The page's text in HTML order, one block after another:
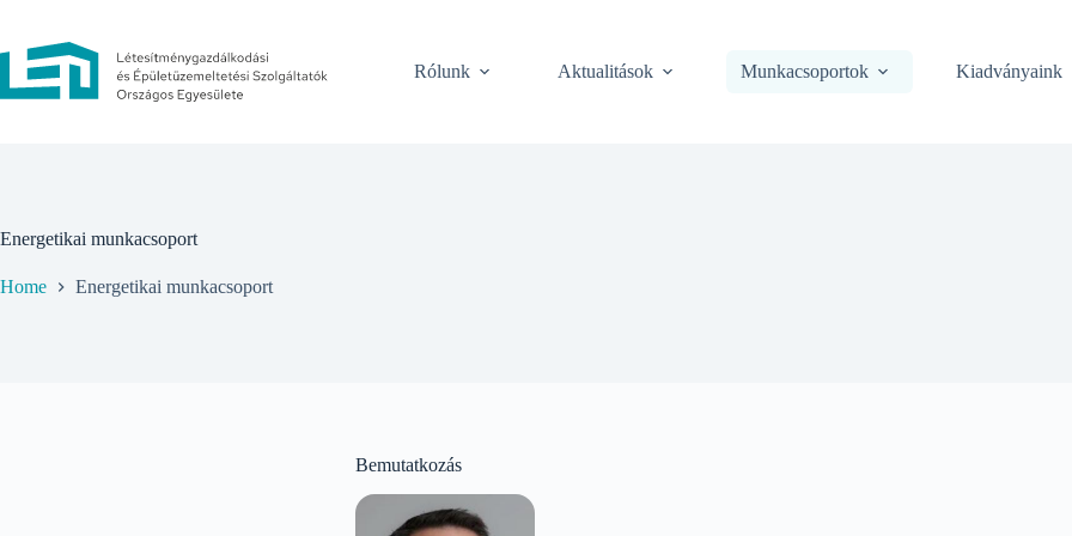
Rólunk Aktualitások Munkacsoportok Kiadványaink
Energetikai munkacsoport
Home Energetikai munkacsoport
Bemutatkozás